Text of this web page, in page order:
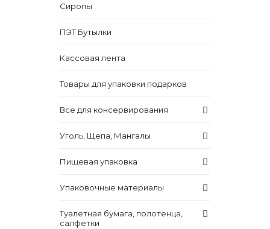
Сиропы
ПЭТ Бутылки
Кассовая лента
Товары для упаковки подарков
Все для консервирования
Уголь, Щепа, Мангалы
Пищевая упаковка
Упаковочные материалы
Туалетная бумага, полотенца,
салфетки